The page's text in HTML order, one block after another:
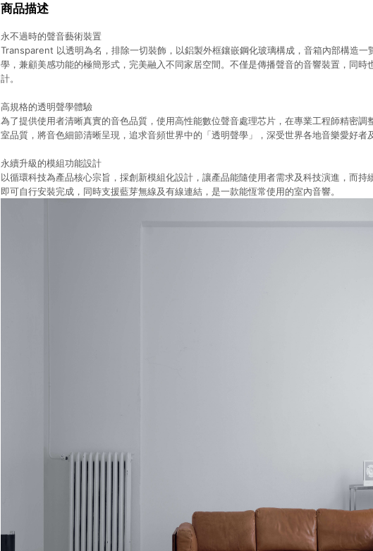
商品描述
永不過時的聲音藝術裝置
Transparent 以透明為名，排除一切裝飾，以鋁製外框鑲嵌鋼化玻璃構成，音箱內部構造一
學，兼顧美感功能的極簡形式，完美融入不同家居空間。不僅是傳播聲音的音響裝置，同時
計。
高規格的透明聲學體驗
為了提供使用者清晰真實的音色品質，使用高性能數位聲音處理芯片，在專業工程師精密調
室品質，將音色細節清晰呈現，追求音頻世界中的「透明聲學」，深受世界各地音樂愛好者
永續升級的模組功能設計
以循環科技為產品核心宗旨，採創新模組化設計，讓產品能隨使用者需求及科技演進，而持
即可自行安裝完成，同時支援藍芽無線及有線連結，是一款能恆常使用的室內音響。